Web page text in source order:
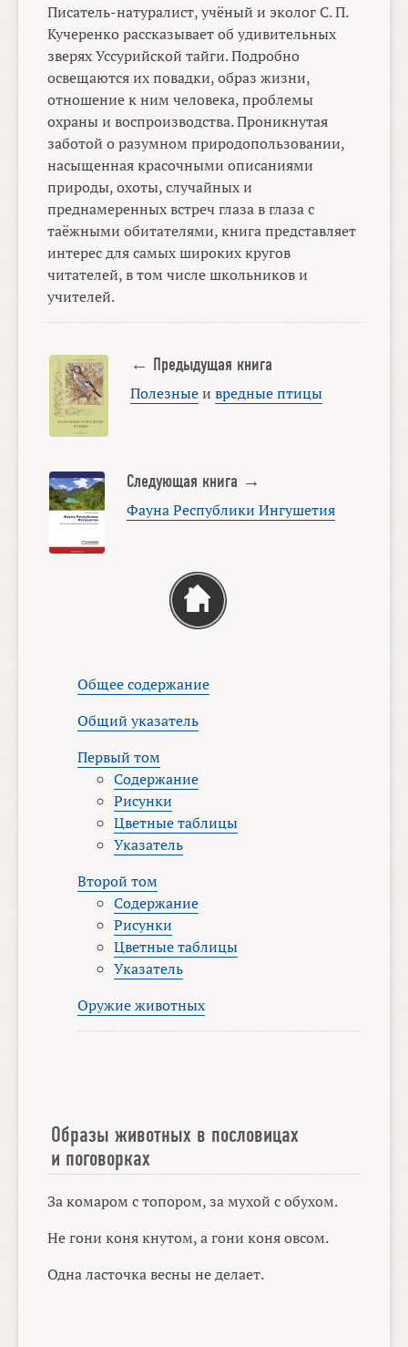
Писатель-натуралист, учёный и эколог С. П.
Кучеренко рассказывает об удивительных
зверях Уссурийской тайги. Подробно
освещаются их повадки, образ жизни,
отношение к ним человека, проблемы
охраны и воспроизводства. Проникнутая
заботой о разумном природопользовании,
насыщенная красочными описаниями
природы, охоты, случайных и
преднамеренных встреч глаза в глаза с
таёжными обитателями, книга представляет
интерес для самых широких кругов
читателей, в том числе школьников и
учителей.
← Предыдущая книга
Полезныеи вредные птицы
Следующая книга →
Фауна Республики Ингушетия
Общее содержание
Общий указатель
Первый том
Содержание
Рисунки
Цветные таблицы
Указатель
Второй том
Содержание
Рисунки
Цветные таблицы
Указатель
Оружие животных
Образы животных в пословицах
и поговорках
За комаром с топором, за мухой с обухом.
Не гони коня кнутом, а гони коня овсом.
Одна ласточка весны не делает.